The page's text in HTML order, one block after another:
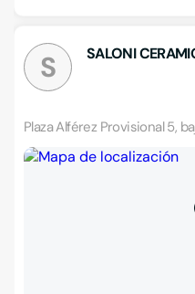
S SALONI
Plaza Alférez Provisional 5,